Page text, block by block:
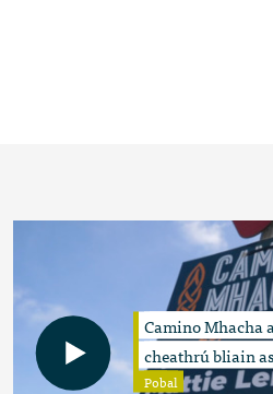
Camino Mhacha
cheathrú bliain
Pobal